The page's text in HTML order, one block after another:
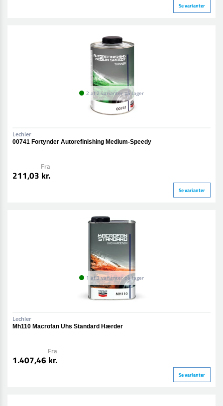
Se varianter
2 af 2 varianter på lager
Lechler
00741 Fortynder Autorefinishing Medium-Speedy
Fra
211,03 kr.
Se varianter
1 af 3 varianter på lager
Lechler
Mh110 Macrofan Uhs Standard Hærder
Fra
1.407,46 kr.
Se varianter